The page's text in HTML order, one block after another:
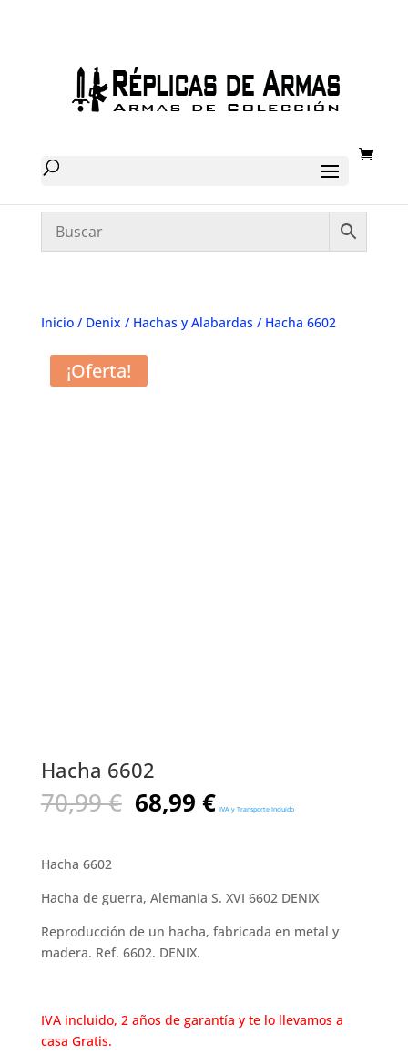
Inicio/ Denix / Hachas y Alabardas/ Hacha 6602
¡Oferta!
Hacha 6602
70,99€ El
precio
70,99 €.
68,99 €El
precio
68,99 €.
IVA y Transporte Incluido
Hacha 6602
Hacha de guerra, Alemania S. XVI 6602 DENIX
Reproducción de un hacha, fabricada en metal y
madera. Ref. 6602. DENIX.
IVA incluido, 2 años de garantía y te lo llevamos a
casa Gratis.